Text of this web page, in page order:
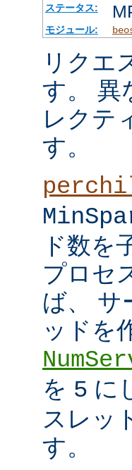
ステータス:
モジュール:
リクエ
す。 異
レクテ
す。
ド数を
プロセ
ば、 サ
ッドを
を 5 に
スレッ
す。